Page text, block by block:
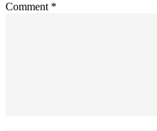
Comment *